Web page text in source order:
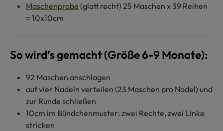
Maschenprobe (glatt recht) 25 Maschen x 39 Reihen
= 10x10cm
So wird’s gemacht (Größe 6-9 Monate):
92 Maschen anschlagen
auf vier Nadeln verteilen (23 Maschen pro Nadel) und
zur Runde schließen
10cm im Bündchenmuster: zwei Rechte, zwei Linke
stricken